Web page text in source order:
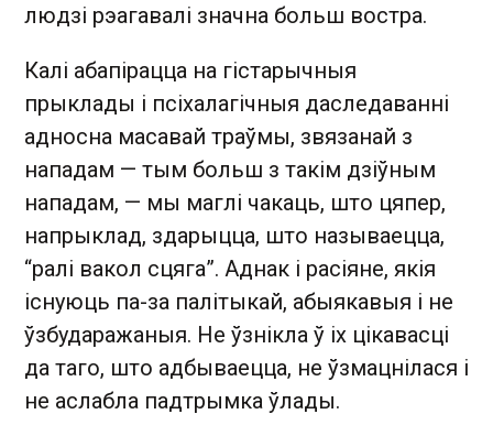
людзі рэагавалі значна больш востра.
Калі абапірацца на гістарычныя
прыклады і псіхалагічныя даследаванні
адносна масавай траўмы, звязанай з
нападам — тым больш з такім дзіўным
нападам, — мы маглі чакаць, што цяпер,
напрыклад, здарыцца, што называецца,
“ралі вакол сцяга”. Аднак і расіяне, якія
існуюць па-за палітыкай, абыякавыя і не
ўзбударажаныя. Не ўзнікла ў іх цікавасці
да таго, што адбываецца, не ўзмацнілася і
не аслабла падтрымка ўлады.